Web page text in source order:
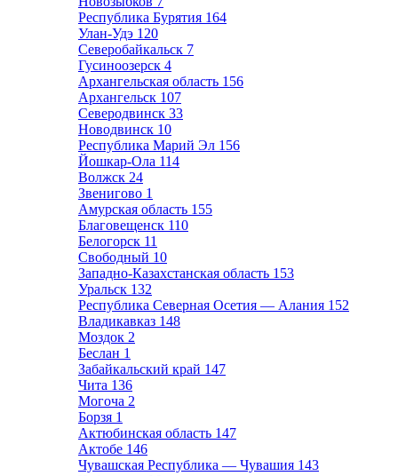
Республика Бурятия 164
Улан-Удэ 120
Северобайкальск 7
Гусиноозерск 4
Архангельская область 156
Архангельск 107
Северодвинск 33
Новодвинск 10
Республика Марий Эл 156
Йошкар-Ола 114
Волжск 24
Звенигово 1
Амурская область 155
Благовещенск 110
Белогорск 11
Свободный 10
Западно-Казахстанская область 153
Уральск 132
Республика Северная Осетия — Алания 152
Владикавказ 148
Моздок 2
Беслан 1
Забайкальский край 147
Чита 136
Могоча 2
Борзя 1
Актюбинская область 147
Актобе 146
Чувашская Республика — Чувашия 143